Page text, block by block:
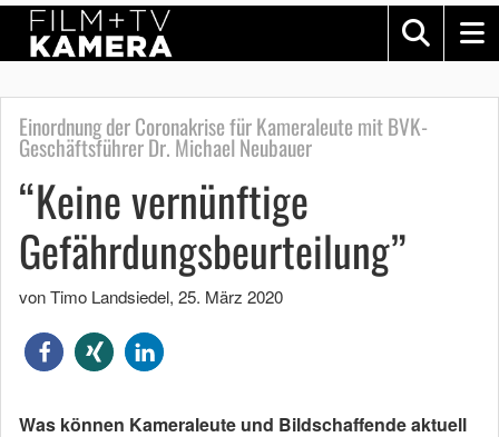
Einordnung der Coronakrise für Kameraleute mit BVK-
Geschäftsführer Dr. Michael Neubauer
“Keine vernünftige
Gefährdungsbeurteilung”
von Timo Landsiedel, 25. März 2020
Was können Kameraleute und Bildschaffende aktuell